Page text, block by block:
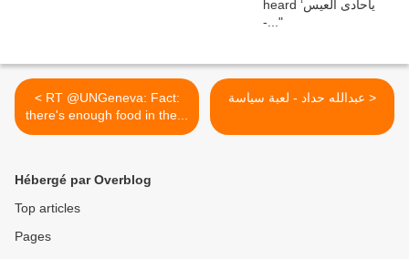
< RT @UNGeneva: Fact:
there's enough food in the...
عبدالله حداد - لعبة سياسة >
Hébergé par Overblog
Top articles
Pages